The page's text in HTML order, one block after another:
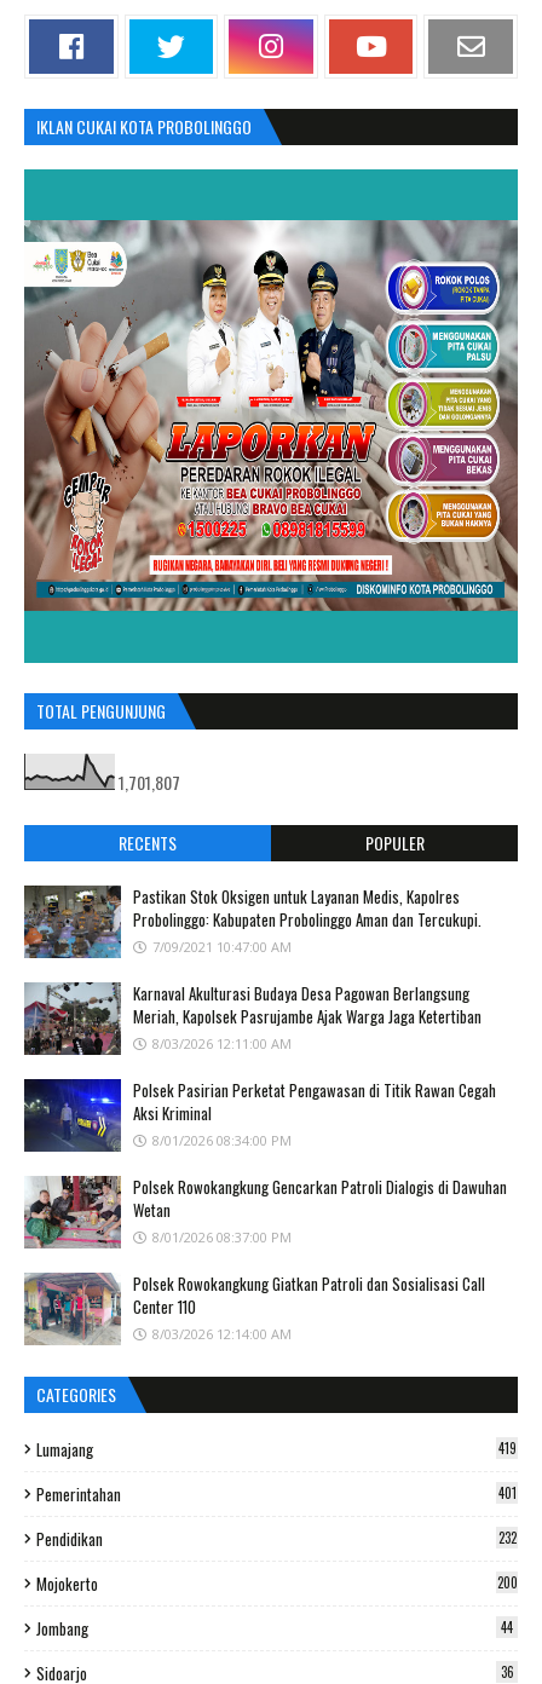
IKLAN CUKAI KOTA PROBOLINGGO
TOTAL PENGUNJUNG
1,701,807
RECENTS POPULER
Pastikan Stok Oksigen untuk Layanan Medis, Kapolres
Probolinggo: Kabupaten Probolinggo Aman dan Tercukupi.
7/09/2021 10:47:00 AM
Karnaval Akulturasi Budaya Desa Pagowan Berlangsung
Meriah, Kapolsek Pasrujambe Ajak Warga Jaga Ketertiban
8/03/2026 12:11:00 AM
Polsek Pasirian Perketat Pengawasan di Titik Rawan Cegah
Aksi Kriminal
8/01/2026 08:34:00 PM
Polsek Rowokangkung Gencarkan Patroli Dialogis di Dawuhan
Wetan
8/01/2026 08:37:00 PM
Polsek Rowokangkung Giatkan Patroli dan Sosialisasi Call
Center 110
8/03/2026 12:14:00 AM
CATEGORIES
Lumajang 419
Pemerintahan 401
Pendidikan 232
Mojokerto 200
Jombang 44
Sidoarjo 36